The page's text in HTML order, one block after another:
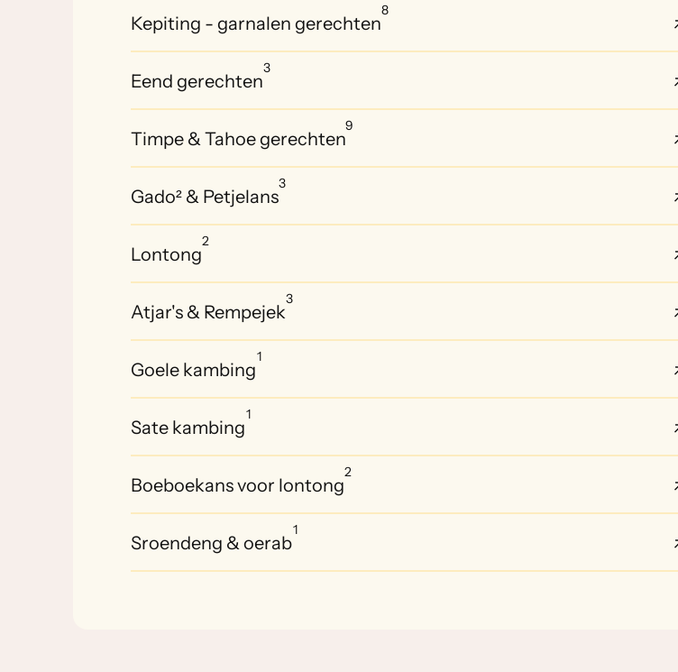
Kepiting - garnalen gerechten
8
Eend gerechten
3
Timpe & Tahoe gerechten
9
Gado² & Petjelans
3
Lontong
2
Atjar's & Rempejek
3
Goele kambing
1
Sate kambing
1
Boeboekans voor lontong
2
Sroendeng & oerab
1